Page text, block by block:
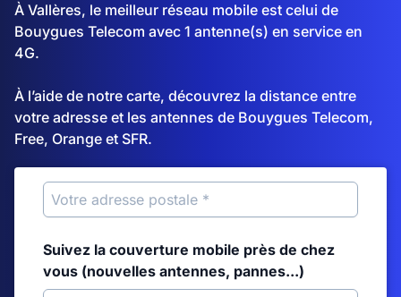
À Vallères, le meilleur réseau mobile est celui de
Bouygues Telecom avec 1 antenne(s) en service en
4G.
À l’aide de notre carte, découvrez la distance entre
votre adresse et les antennes de Bouygues Telecom,
Free, Orange et SFR.
Suivez la couverture mobile près de chez
vous (nouvelles antennes, pannes...)